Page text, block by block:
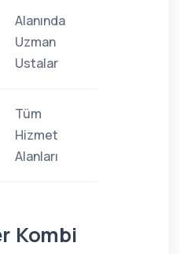
Alanında
Uzman
Ustalar
Tüm
Hizmet
Alanları
Kombi